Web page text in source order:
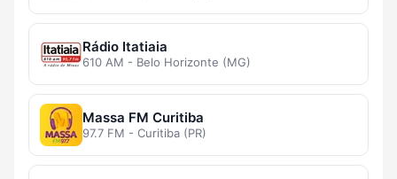
Rádio Itatiaia
610 AM - Belo Horizonte (MG)
Massa FM Curitiba
97.7 FM - Curitiba (PR)